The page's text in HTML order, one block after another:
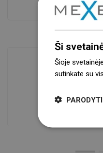
Mūsų produktai
Ši
Šioje
sutinkate su